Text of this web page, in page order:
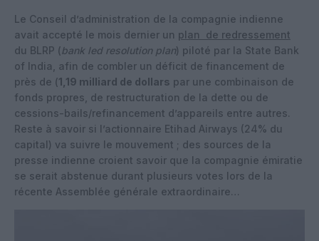
Le Conseil d’administration de la compagnie indienne
avait accepté le mois dernier un plan de redressement
du BLRP (bank led resolution plan) piloté par la State Bank
of India, afin de combler un déficit de financement de
près de (1,19 milliard de dollars par une combinaison de
fonds propres, de restructuration de la dette ou de
cessions-bails/refinancement d’appareils entre autres.
Reste à savoir si l’actionnaire Etihad Airways (24% du
capital) va suivre le mouvement ; des sources de la
presse indienne croient savoir que la compagnie émiratie
se serait abstenue durant plusieurs votes lors de la
récente Assemblée générale extraordinaire…